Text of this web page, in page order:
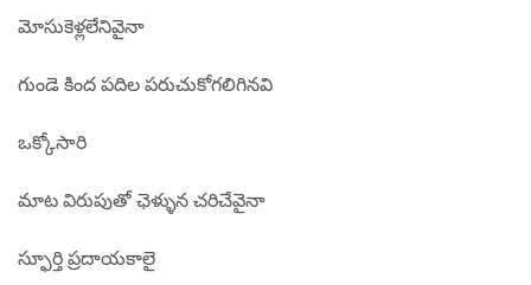
మోసుకెళ్లలేనివైనా
గుండె కింద పదిల పరుచుకోగలిగినవి
ఒక్కోసారి
మాట విరుపుతో ఛెళ్ళున చరిచేవైనా
స్ఫూర్తి ప్రదాయకాలై